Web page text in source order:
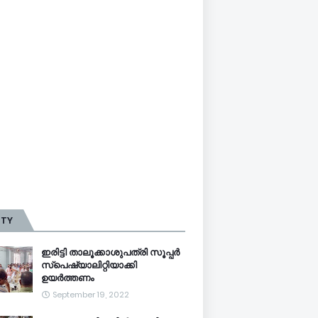
ഇരിട്ടി താലൂക്കാശുപത്രി സൂപ്പർ
സ്‌പെഷ്യാലിറ്റിയാക്കി
ഉയർത്തണം
September 19, 2022